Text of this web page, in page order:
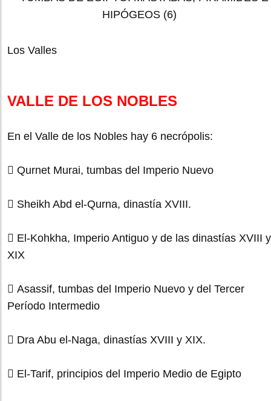
Los Valles
VALLE DE LOS NOBLES
En el Valle de los Nobles hay 6 necrópolis:
 Qurnet Murai, tumbas del Imperio Nuevo
 Sheikh Abd el-Qurna, dinastía XVIII.
 El-Kohkha, Imperio Antiguo y de las dinastías XVIII y
XIX
 Asassif, tumbas del Imperio Nuevo y del Tercer
Período Intermedio
 Dra Abu el-Naga, dinastías XVIII y XIX.
 El-Tarif, principios del Imperio Medio de Egipto